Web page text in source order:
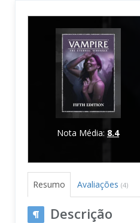
Nota Média: 8.4
Resumo Avaliações (4)
Descrição